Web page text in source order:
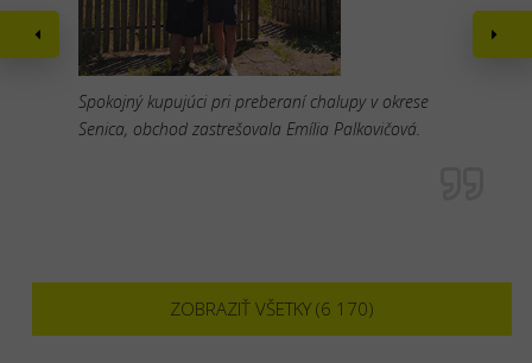
Spokojný kupujúci pri preberaní chalupy v okrese
Senica, obchod zastrešovala Emília Palkovičová.
ZOBRAZIŤ VŠETKY (6 170)